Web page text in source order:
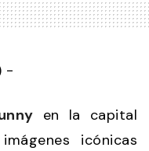
-
en la capital
icónicas